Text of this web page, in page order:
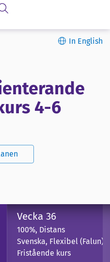
In English
4-6
Vecka 36
100%, Distans
Svenska, Flexibel (Falun)
Fristående kurs